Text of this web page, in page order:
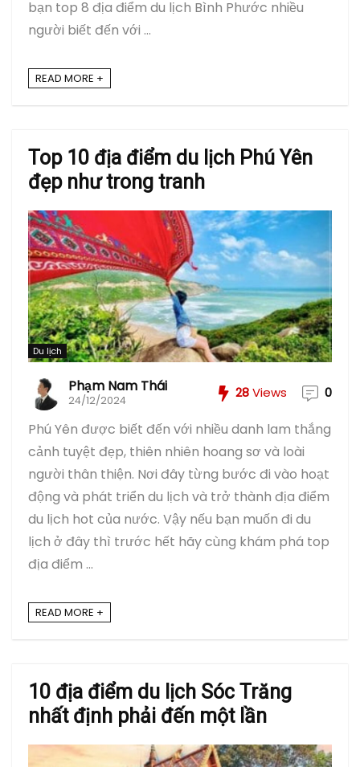
bạn top 8 địa điểm du lịch Bình Phước nhiều
người biết đến với ...
READ MORE +
Top 10 địa điểm du lịch Phú Yên
đẹp như trong tranh
Du lịch
Phạm Nam Thái
24/12/2024 28Views 0
Phú Yên được biết đến với nhiều danh lam thắng
cảnh tuyệt đẹp, thiên nhiên hoang sơ và loài
người thân thiện. Nơi đây từng bước đi vào hoạt
động và phát triển du lịch và trở thành địa điểm
du lịch hot của nước. Vậy nếu bạn muốn đi du
lịch ở đây thì trước hết hãy cùng khám phá top
địa điểm ...
READ MORE +
10 địa điểm du lịch Sóc Trăng
nhất định phải đến một lần